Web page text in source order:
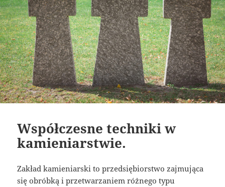
Współczesne techniki w
kamieniarstwie.
Zakład kamieniarski to przedsiębiorstwo zajmująca
się obróbką i przetwarzaniem różnego typu